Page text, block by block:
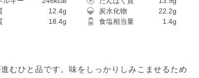
12.4g 炭水化物
22.2g
18.4g 食塩相当量 1.4g
むひと品です。味をしっかりしみこませるため